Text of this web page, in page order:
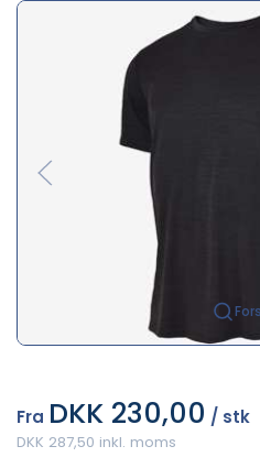
Fra DKK 230,00 / stk
DKK 287,50 inkl. moms